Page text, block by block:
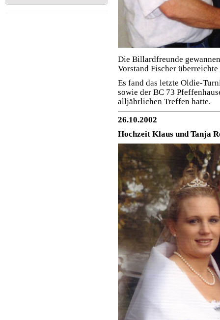
Die Billardfreunde
Vorstand Fischer
Es fand das letzte Oldie-
sowie der BC 73
alljährlichen Treffen hatte.
26.10.2002
Hochzeit Klaus und Tanja